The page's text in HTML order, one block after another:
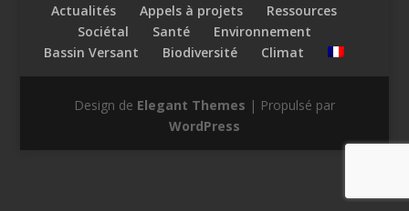
Actualités Appels à projets
Ressources
Sociétal
Santé
Environnement
Bassin Versant
Biodiversité Climat
Design de Elegant Themes | Propulsé par
WordPress